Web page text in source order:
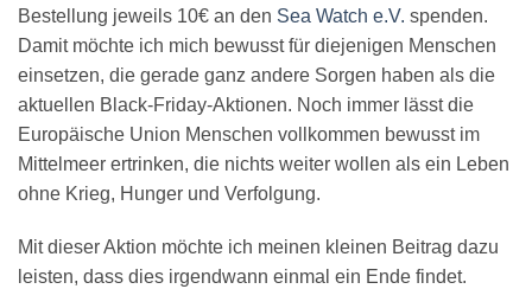
Bestellung jeweils 10€ an den Sea Watch e.V. spenden.
Damit möchte ich mich bewusst für diejenigen Menschen
einsetzen, die gerade ganz andere Sorgen haben als die
aktuellen Black-Friday-Aktionen. Noch immer lässt die
Europäische Union Menschen vollkommen bewusst im
Mittelmeer ertrinken, die nichts weiter wollen als ein Leben
ohne Krieg, Hunger und Verfolgung.
Mit dieser Aktion möchte ich meinen kleinen Beitrag dazu
leisten, dass dies irgendwann einmal ein Ende findet.